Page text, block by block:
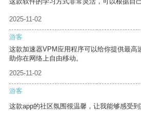
2025-11-02
游客
这款加速器VPM应用程序可以给你提供最高
助你在网络上自由移动。
2025-11-02
游客
这款app的社区氛围很温馨，让我能够感受到